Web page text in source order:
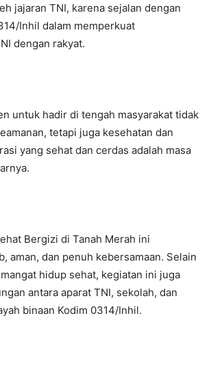
jajaran TNI, karena sejalan dengan
Inhil dalam memperkuat
dengan rakyat.
untuk hadir di tengah masyarakat tidak
tetapi juga kesehatan dan
yang sehat dan cerdas adalah masa
Bergizi di Tanah Merah ini
aman, dan penuh kebersamaan. Selain
hidup sehat, kegiatan ini juga
antara aparat TNI, sekolah, dan
binaan Kodim 0314/Inhil.